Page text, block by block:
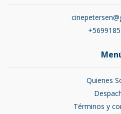
Quienes
Términos y